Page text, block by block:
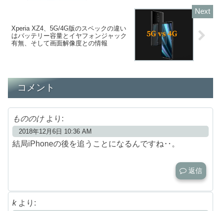
Xperia XZ4、5G/4G版のスペックの違い
はバッテリー容量とイヤフォンジャック
有無、そして画面解像度との情報
コメント
もののけ より:
2018年12月6日 10:36 AM
結局iPhoneの後を追うことになるんですね‥。
返信
k より: